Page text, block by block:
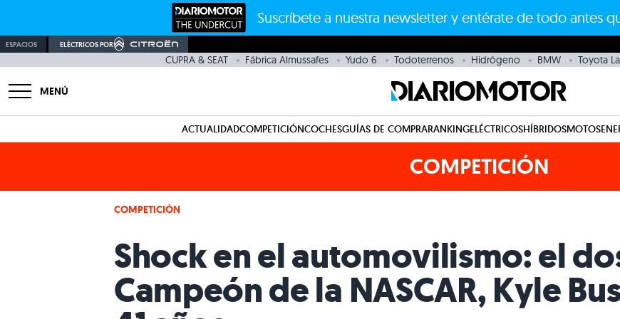
Suscríbete a nuestra newsletter y entérate de todo antes
ESPACIOS ELÉCTRICOS POR
CUPRA & SEAT Fábrica Almussafes Yudo 6 Todoterrenos Hidrógeno BMW Toyota
MENÚ
ACTUALIDADCOMPETICIÓNCOCHESGUÍAS DE COMPRARANKINGELÉCTRICOSHÍBRIDOSMOTOS
COMPETICIÓN
COMPETICIÓN
Shock en el automovilismo: el
Campeón de la NASCAR, Kyle